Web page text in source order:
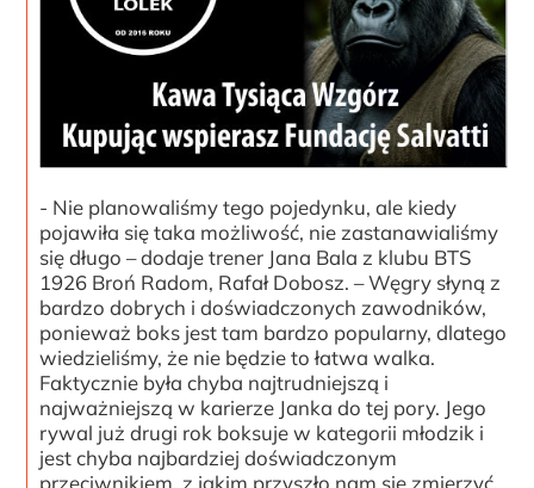
- Nie planowaliśmy tego pojedynku, ale kiedy
pojawiła się taka możliwość, nie zastanawialiśmy
się długo – dodaje trener Jana Bala z klubu BTS
1926 Broń Radom, Rafał Dobosz. – Węgry słyną z
bardzo dobrych i doświadczonych zawodników,
ponieważ boks jest tam bardzo popularny, dlatego
wiedzieliśmy, że nie będzie to łatwa walka.
Faktycznie była chyba najtrudniejszą i
najważniejszą w karierze Janka do tej pory. Jego
rywal już drugi rok boksuje w kategorii młodzik i
jest chyba najbardziej doświadczonym
przeciwnikiem, z jakim przyszło nam się zmierzyć,